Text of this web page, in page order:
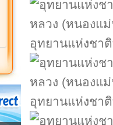
อุทยานแห่งชา
อุทยานแห่งชา